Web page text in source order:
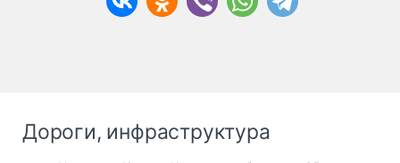
Дороги, инфраструктура